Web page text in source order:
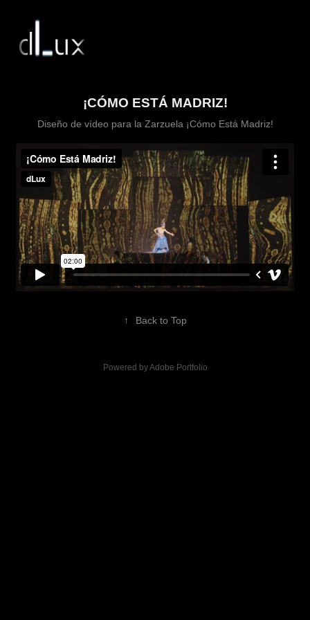
¡CÓMO ESTÁ MADRIZ!
Diseño de vídeo para la Zarzuela ¡Cómo Está Madriz!
↑ Back to Top
Powered byAdobe Portfolio